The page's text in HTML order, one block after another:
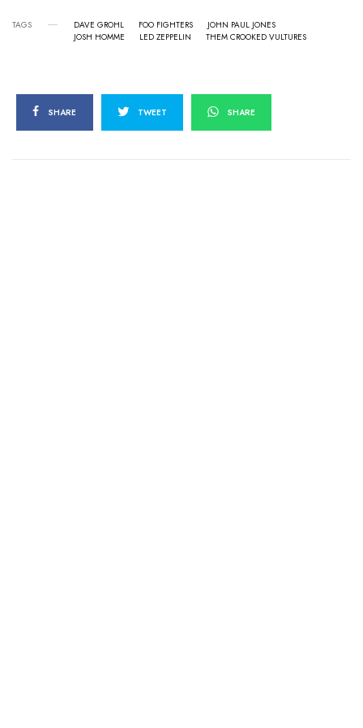
TAGS DAVE GROHL FOO FIGHTERS
JOHN PAUL JONES
JOSH HOMME
LED ZEPPELIN THEM CROOKED VULTURES
SHARE TWEET SHARE